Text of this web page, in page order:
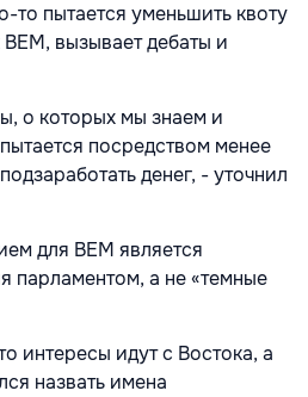
то пытается уменьшить квоту
вызывает дебаты и
о которых мы знаем и
посредством менее
денег, - уточнил
для BEM является
парламентом, а не «темные
интересы идут с Востока, а
назвать имена